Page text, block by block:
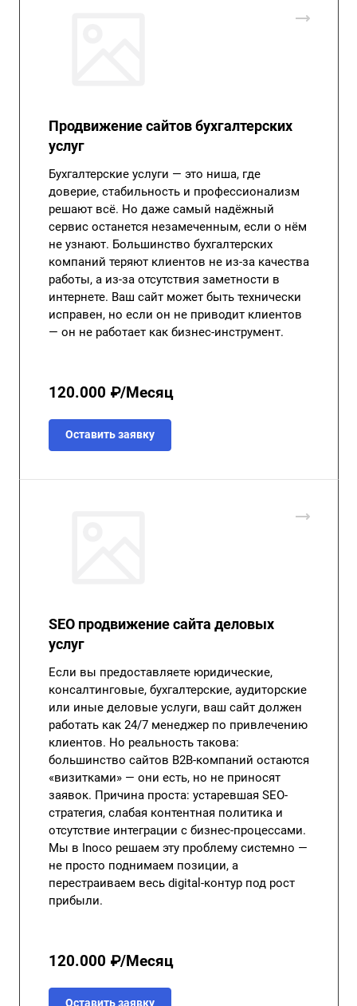
Продвижение сайтов бухгалтерских
услуг
Бухгалтерские услуги — это ниша, где
доверие, стабильность и профессионализм
решают всё. Но даже самый надёжный
сервис останется незамеченным, если о нём
не узнают. Большинство бухгалтерских
компаний теряют клиентов не из-за качества
работы, а из-за отсутствия заметности в
интернете. Ваш сайт может быть технически
исправен, но если он не приводит клиентов
— он не работает как бизнес-инструмент.
120.000 ₽/Месяц
Оставить заявку
SEO продвижение сайта деловых
услуг
Если вы предоставляете юридические,
консалтинговые, бухгалтерские, аудиторские
или иные деловые услуги, ваш сайт должен
работать как 24/7 менеджер по привлечению
клиентов. Но реальность такова:
большинство сайтов B2B-компаний остаются
«визитками» — они есть, но не приносят
заявок. Причина проста: устаревшая SEO-
стратегия, слабая контентная политика и
отсутствие интеграции с бизнес-процессами.
Мы в Inoco решаем эту проблему системно —
не просто поднимаем позиции, а
перестраиваем весь digital-контур под рост
прибыли.
120.000 ₽/Месяц
Оставить заявку